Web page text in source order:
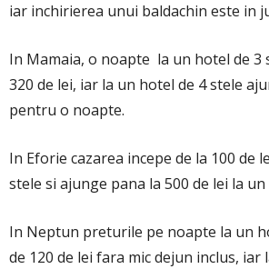
iar inchirierea unui baldachin este in
In Mamaia, o noapte la un hotel de 3
320 de lei, iar la un hotel de 4 stele
pentru o noapte.
In Eforie cazarea incepe de la 100 de
stele si ajunge pana la 500 de lei la
In Neptun preturile pe noapte la un
de 120 de lei fara mic dejun inclus, iar